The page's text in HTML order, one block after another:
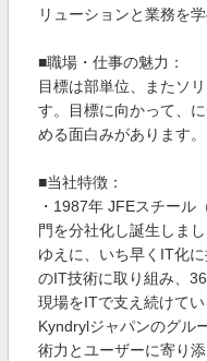
リューションと業務を学
■職場・仕事の魅力：
目標は部単位、またソ
す。目標に向かって、
める面白みがあります。
■当社特徴：
・1987年 JFEスチール
門を分社化し誕生しま
ゆえに、いち早くIT化
のIT技術に取り組み、
現場をITで支え続けて
Kyndrylジャパンのグル
術力とユーザーに寄り